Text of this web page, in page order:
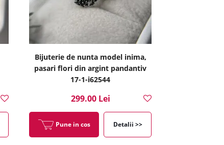
Bijuterie de nunta model inima,
pasari flori din argint pandantiv
17-1-i62544
299.00 Lei
Pune in cos Detalii >>